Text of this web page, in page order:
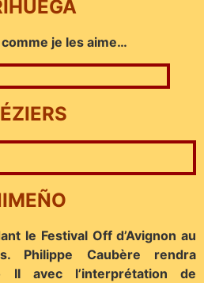
je les aime…
le Festival Off d’Avignon au
Philippe Caubère rendra
II avec l’interprétation de